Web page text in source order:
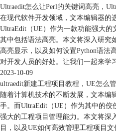
Ultraedit怎么让Perl的关键词高亮，
在现代软件开发领域，文本编辑器的
UltraEdit（UE）作为一款功能强大的
其中包括语法高亮。本文将深入研究
高亮显示，以及如何设置Python语法
对开发人员的好处。让我们一起来学
2023-10-09
ultraedit新建工程项目教程，UE怎么
随着计算机技术的不断发展，文本编
手。而UltraEdit（UE）作为其中的佼
强大的工程项目管理能力。本文将深
目，以及UE如何高效管理工程项目